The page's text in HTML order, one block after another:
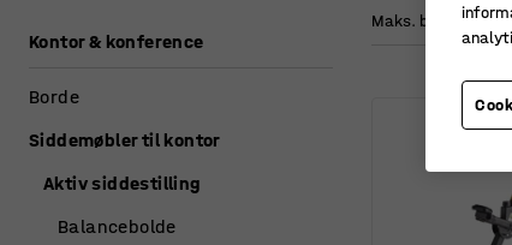
Maks. belastning
Kontor & konference
Borde
Siddemøbler til kontor
Aktiv siddestilling
Balancebolde